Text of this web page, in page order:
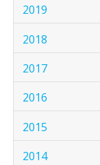
2019
2018
2017
2016
2015
2014